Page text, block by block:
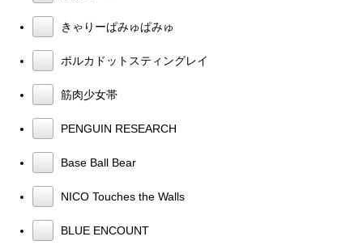
きゃりーぱみゅぱみゅ
ポルカドットスティングレイ
筋肉少女帯
PENGUIN RESEARCH
Base Ball Bear
NICO Touches the Walls
BLUE ENCOUNT